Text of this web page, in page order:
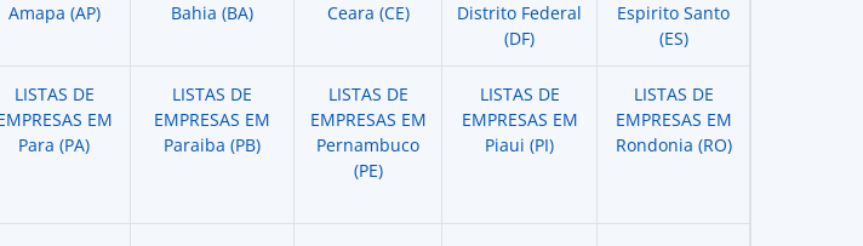
Amapa (AP)
Bahia (BA)
Ceara (CE)
Distrito Federal
(DF)
Espirito Santo
(ES)
LISTAS DE
EM
Para (PA)
LISTAS DE
EMPRESAS EM
Paraiba (PB)
LISTAS DE
EMPRESAS EM
Pernambuco
(PE)
LISTAS DE
EMPRESAS EM
Piaui (PI)
LISTAS DE
EMPRESAS EM
Rondonia (RO)